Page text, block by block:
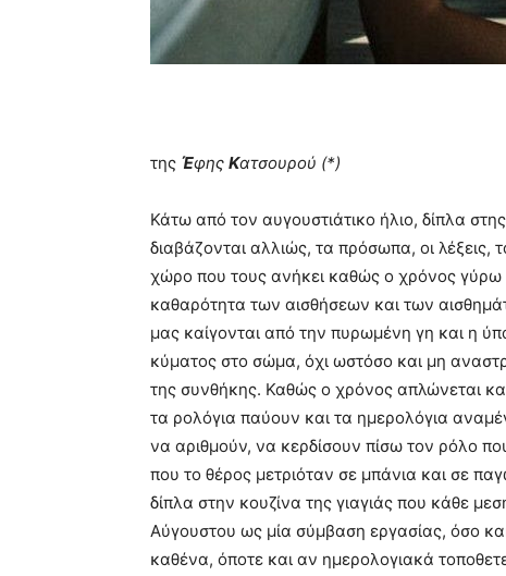
της Έφης Κατσουρού (*)
Κάτω από τον αυγουστιάτικο ήλιο, δίπλα
διαβάζονται αλλιώς, τα πρόσωπα, οι λέξεις,
χώρο που τους ανήκει καθώς ο χρόνος γύρω
καθαρότητα των αισθήσεων και των
μας καίγονται από την πυρωμένη γη και η
κύματος στο σώμα, όχι ωστόσο και μη
της συνθήκης. Καθώς ο χρόνος απλώνεται
τα ρολόγια παύουν και τα ημερολόγια
να αριθμούν, να κερδίσουν πίσω τον ρόλο
που το θέρος μετριόταν σε μπάνια και σε
δίπλα στην κουζίνα της γιαγιάς που κάθε
Αύγουστου ως μία σύμβαση εργασίας, όσο
καθένα, όποτε και αν ημερολογιακά